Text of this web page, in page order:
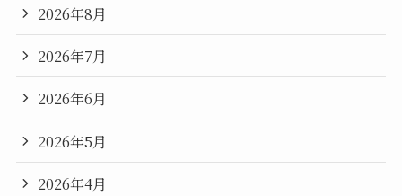
2026年8月
2026年7月
2026年6月
2026年5月
2026年4月